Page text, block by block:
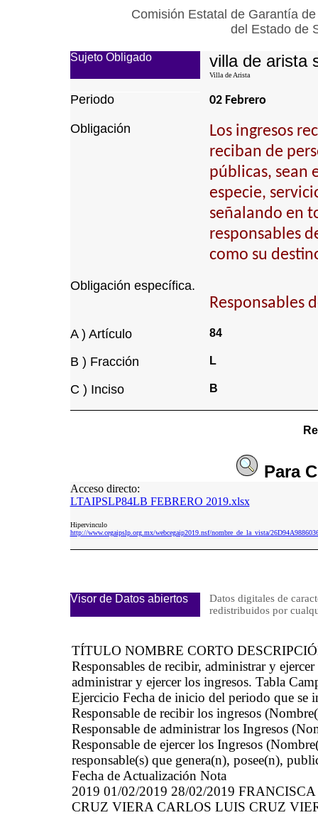
Comisión Estatal de Garantía
del Estado de
Sujeto Obligado villa de arista
Villa de Arista
Periodo 02 Febrero
Obligación
Los ingresos
reciban de
públicas, sean
especie,
señalando en
responsables
como su
Obligación específica.
Responsables
A ) Artículo 84
B ) Fracción L
C ) Inciso B
Para
Acceso directo:
LTAIPSLP84LB FEBRERO 2019.xlsx
Hipervinculo
http://www.cegaipslp.org.mx/webcegaip2019.nsf/nombre_de_la_vista/
Visor de Datos abiertos
Datos digitales de
redistribuidos por
TÍTULO NOMBRE CORTO
Responsables de recibir, administrar y
administrar y ejercer los ingresos. Tabla
Ejercicio Fecha de inicio del periodo que se
Responsable de recibir los ingresos
Responsable de administrar los Ingresos
Responsable de ejercer los Ingresos
responsable(s) que genera(n), posee(n),
Fecha de Actualización Nota
2019 01/02/2019 28/02/2019
CRUZ VIERA CARLOS LUIS CRUZ